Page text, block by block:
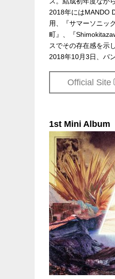
2018年にはMANDO
用、『サマーソニッ
町』、『
スでその存在感を示
2018年10月3日、バ
Official Site
1st Mini Album